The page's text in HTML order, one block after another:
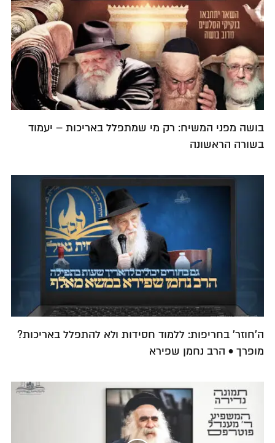
בושה מפני המשיח: רק מי שמתפלל באריכות – יעמוד
בשורה הראשונה
ה'חוזר' בחריפות: ללמוד חסידות ולא להתפלל באריכות?
מופרך • הרב נחמן שפירא